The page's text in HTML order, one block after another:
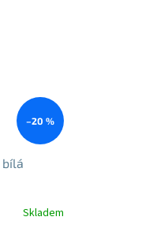
–20 %
bílá
Skladem